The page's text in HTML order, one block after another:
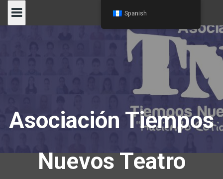
Asociación Tiempos
Nuevos Teatro
Spanish